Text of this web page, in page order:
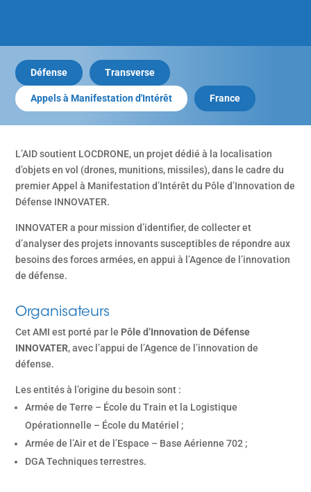
Défense Transverse
Appels à Manifestation d'Intérêt France
L’AID soutient LOCDRONE, un projet dédié à la localisation
d’objets en vol (drones, munitions, missiles), dans le cadre du
premier Appel à Manifestation d’Intérêt du Pôle d’Innovation de
Défense INNOVATER.
INNOVATER a pour mission d’identifier, de collecter et
d’analyser des projets innovants susceptibles de répondre aux
besoins des forces armées, en appui à l’Agence de l’innovation
de défense.
Organisateurs
Cet AMI est porté par le Pôle d’Innovation de Défense
INNOVATER, avec l’appui de l’Agence de l’innovation de
défense.
Les entités à l’origine du besoin sont :
Armée de Terre – École du Train et la Logistique
Opérationnelle – École du Matériel ;
Armée de l’Air et de l’Espace – Base Aérienne 702 ;
DGA Techniques terrestres.